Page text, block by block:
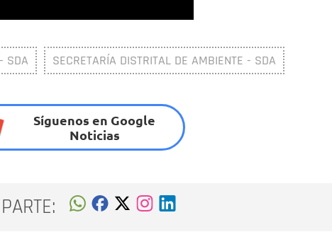
SDA SECRETARÍA DISTRITAL DE AMBIENTE - SDA
Síguenos en Google
Noticias